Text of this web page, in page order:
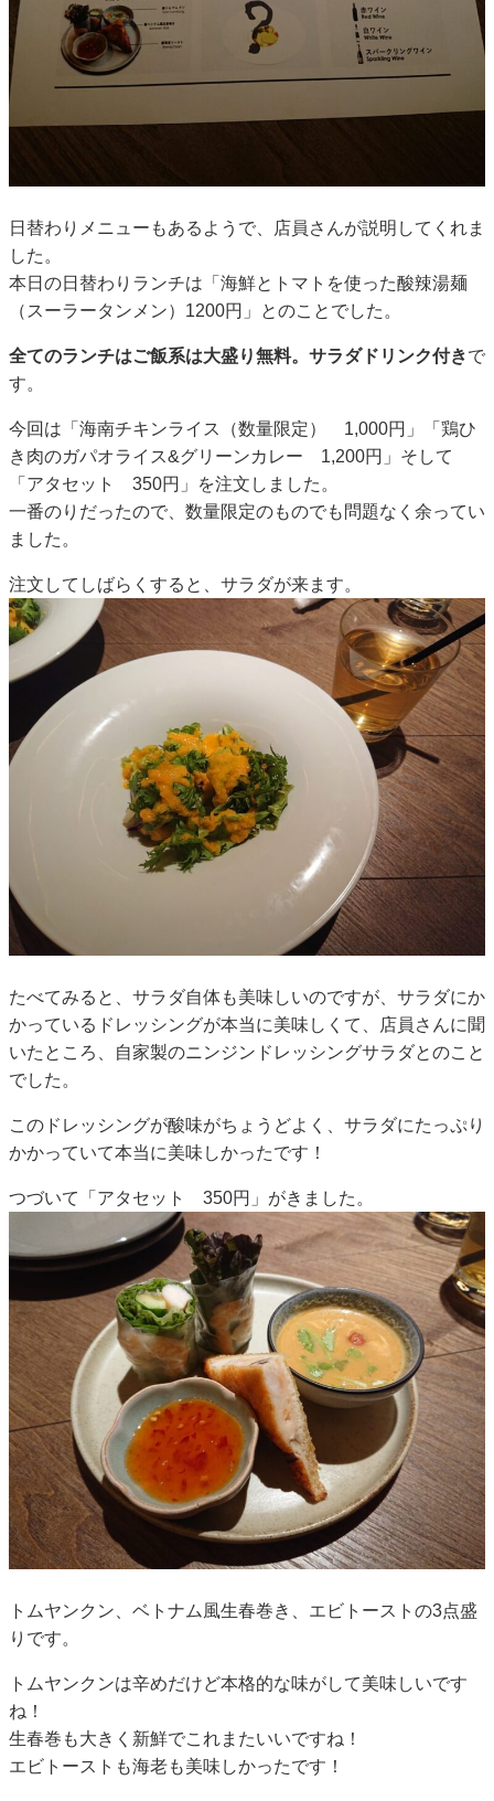
日替わりメニューもあるようで、店員さんが説明してくれま
した。
本日の日替わりランチは「海鮮とトマトを使った酸辣湯麺
（スーラータンメン）1200円」とのことでした。
全てのランチはご飯系は大盛り無料。サラダドリンク付きで
す。
今回は「海南チキンライス（数量限定） 1,000円」「鶏ひ
き肉のガパオライス&グリーンカレー 1,200円」そして
「アタセット 350円」を注文しました。
一番のりだったので、数量限定のものでも問題なく余ってい
ました。
注文してしばらくすると、サラダが来ます。
たべてみると、サラダ自体も美味しいのですが、サラダにか
かっているドレッシングが本当に美味しくて、店員さんに聞
いたところ、自家製のニンジンドレッシングサラダとのこと
でした。
このドレッシングが酸味がちょうどよく、サラダにたっぷり
かかっていて本当に美味しかったです！
つづいて「アタセット 350円」がきました。
トムヤンクン、ベトナム風生春巻き、エビトーストの3点盛
りです。
トムヤンクンは辛めだけど本格的な味がして美味しいです
ね！
生春巻も大きく新鮮でこれまたいいですね！
エビトーストも海老も美味しかったです！